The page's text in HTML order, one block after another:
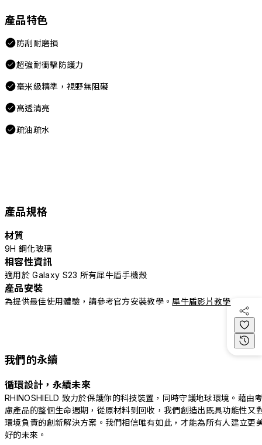
產品特色
防刮耐磨損
超強耐衝擊防護力
毫米級精準，視野無阻礙
高透清亮
疏油疏水
產品規格
材質
9H 鋼化玻璃
相容性資訊
適用於 Galaxy S23 所有犀牛盾手機殼
產品安裝
為提供最佳使用體驗，請參考官方安裝教學。 犀牛盾影片教學
我們的永續
循環設計，永續未來
RHINOSHIELD 致力於保護你的科技裝置，同時守護地球環境。藉由
慮產品的整個生命週期，從原材料到回收，我們創造出既具功能性又
環境負責的創新解決方案。我們相信唯有如此，才能為所有人建立更
好的未來。